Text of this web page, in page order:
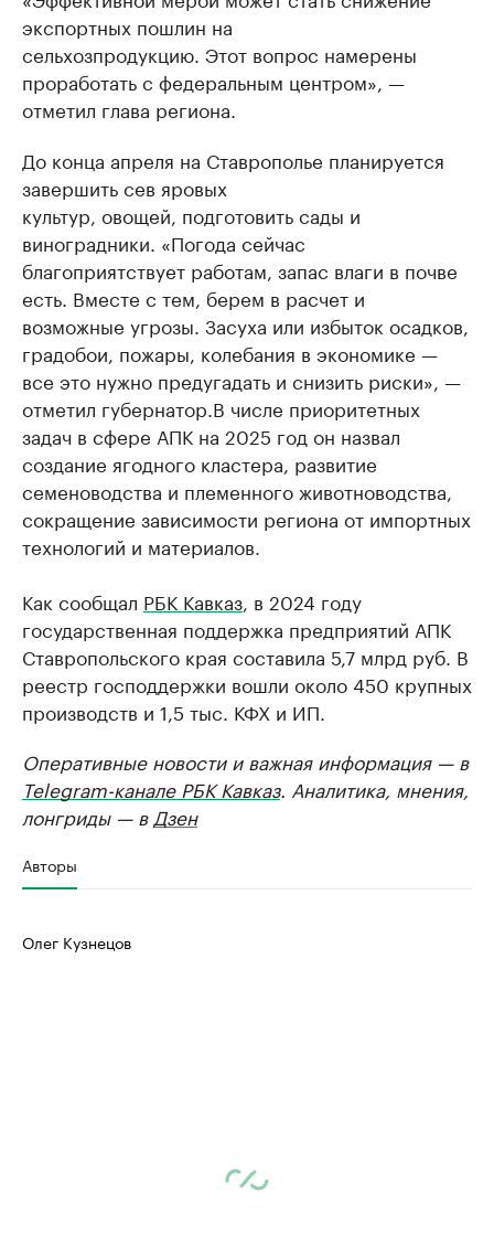
экспортных пошлин на
сельхозпродукцию. Этот вопрос намерены
проработать с федеральным центром», —
отметил глава региона.
До конца апреля на Ставрополье планируется
завершить сев яровых
культур, овощей, подготовить сады и
виноградники. «Погода сейчас
благоприятствует работам, запас влаги в почве
есть. Вместе с тем, берем в расчет и
возможные угрозы. Засуха или избыток осадков,
градобои, пожары, колебания в экономике —
все это нужно предугадать и снизить риски», —
отметил губернатор.В числе приоритетных
задач в сфере АПК на 2025 год он назвал
создание ягодного кластера, развитие
семеноводства и племенного животноводства,
сокращение зависимости региона от импортных
технологий и материалов.
Как сообщал РБК Кавказ , в 2024 году
государственная поддержка предприятий АПК
Ставропольского края составила 5,7 млрд руб. В
реестр господдержки вошли около 450 крупных
производств и 1,5 тыс. КФХ и ИП.
Оперативные новости и важная информация — в
Telegram-канале РБК Кавказ. Аналитика, мнения,
лонгриды — в Дзен
Авторы
Олег Кузнецов